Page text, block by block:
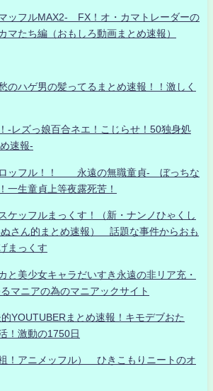
ッフルMAX2- FX！オ・カマトレーダーの
たち編（おもしろ動画まとめ速報）
のハゲ男の髪ってるまとめ速報！！激しく
-レズっ娘百合ネエ！こじらせ！50独身処
速報-
ロッフル！！ 永遠の無職童貞- ぼっちな
一生童貞上等夜露死苦！
ケッフルまっくす！（新・ナンノひゃくし
さん的まとめ速報） 話題な事件からおも
まっくす
と美少女キャラだいすき永遠の非リア充・
マニアの為のマニアックサイト
YOUTUBERまとめ速報！キモデブおた
！激動の1750日
！アニメッフル） ひきこもりニートのオ